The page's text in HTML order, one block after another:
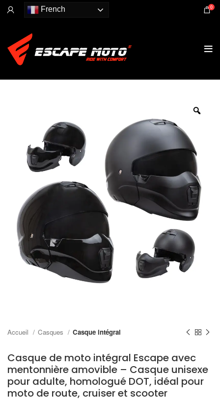
French 0
Accueil Casques Casque intégral
Casque de moto intégral Escape avec
mentonnière amovible – Casque unisexe
pour adulte, homologué DOT, idéal pour
moto de route, cruiser et scooter